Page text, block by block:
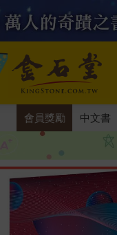
會員獎勵 中文書